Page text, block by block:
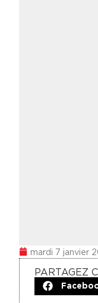
mardi 7 janvier
PARTAGEZ